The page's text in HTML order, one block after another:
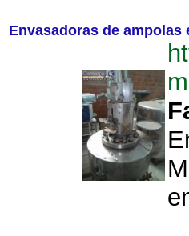
Envasadoras de ampolas